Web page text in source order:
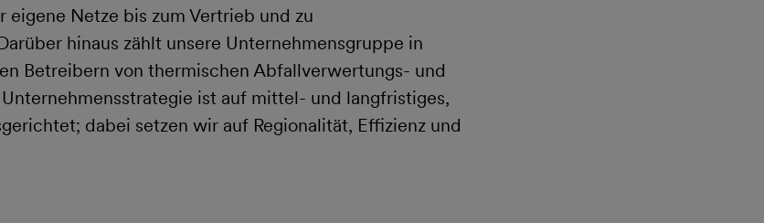
eigene Netze bis zum Vertrieb und zu
hinaus zählt unsere Unternehmensgruppe in
Betreibern von thermischen Abfallverwertungs- und
Unternehmensstrategie ist auf mittel- und langfristiges,
dabei setzen wir auf Regionalität, Effizienz und